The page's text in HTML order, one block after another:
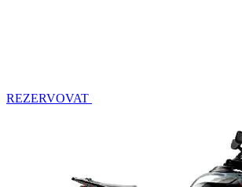
REZERVOVAT